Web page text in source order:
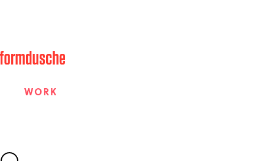
WORK